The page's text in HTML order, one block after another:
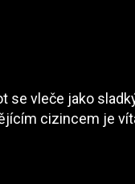
vleče jako
cizincem je